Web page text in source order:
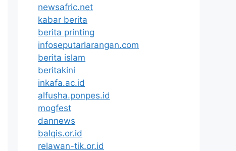
newsafric.net
kabar berita
berita printing
infoseputarlarangan.com
berita islam
beritakini
inkafa.ac.id
alfusha.ponpes.id
mogfest
dannews
balqis.or.id
relawan-tik.or.id